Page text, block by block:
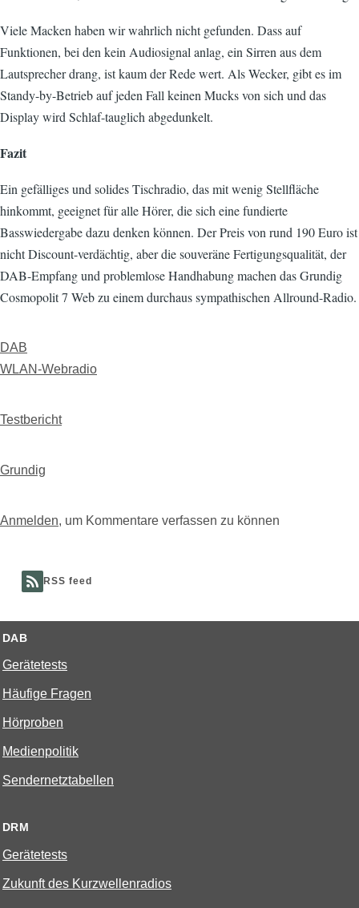
Viele Macken haben wir wahrlich nicht gefunden. Dass auf
Funktionen, bei den kein Audiosignal anlag, ein Sirren aus dem
Lautsprecher drang, ist kaum der Rede wert. Als Wecker, gibt es im
Standy-by-Betrieb auf jeden Fall keinen Mucks von sich und das
Display wird Schlaf-tauglich abgedunkelt.
Fazit
Ein gefälliges und solides Tischradio, das mit wenig Stellfläche
hinkommt, geeignet für alle Hörer, die sich eine fundierte
Basswiedergabe dazu denken können. Der Preis von rund 190 Euro ist
nicht Discount-verdächtig, aber die souveräne Fertigungsqualität, der
DAB-Empfang und problemlose Handhabung machen das Grundig
Cosmopolit 7 Web zu einem durchaus sympathischen Allround-Radio.
DAB
WLAN-Webradio
Testbericht
Grundig
Anmelden, um Kommentare verfassen zu können
RSS feed
DAB
Gerätetests
Häufige Fragen
Hörproben
Medienpolitik
Sendernetztabellen
DRM
Gerätetests
Zukunft des Kurzwellenradios